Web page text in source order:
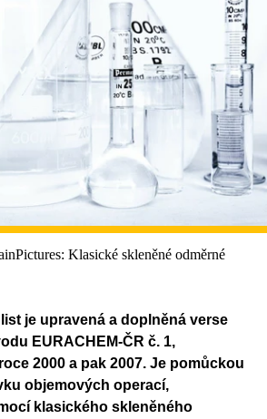
Klasické skleněné odměrné
je upravená a doplněná verse
EURACHEM-ČR č. 1,
2000 a pak 2007. Je pomůckou
objemových operací,
klasického skleněného